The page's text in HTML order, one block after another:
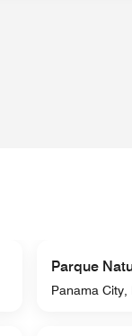
Parque
Panama City,